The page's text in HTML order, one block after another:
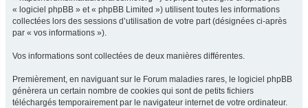
« logiciel phpBB » et « phpBB Limited ») utilisent toutes les informations
collectées lors des sessions d’utilisation de votre part (désignées ci-après
par « vos informations »).
Vos informations sont collectées de deux manières différentes.
Premièrement, en naviguant sur le Forum maladies rares, le logiciel phpBB
génèrera un certain nombre de cookies qui sont de petits fichiers
téléchargés temporairement par le navigateur internet de votre ordinateur.